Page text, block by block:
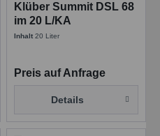
Klüber Summit DSL 68
im 20 L/KA
Druckluftkompressorenöl
Inhalt20 Liter
Preis auf Anfrage
Details